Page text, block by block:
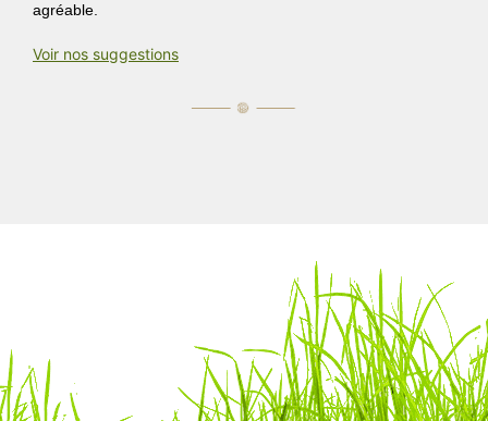
agréable.
Voir nos suggestions